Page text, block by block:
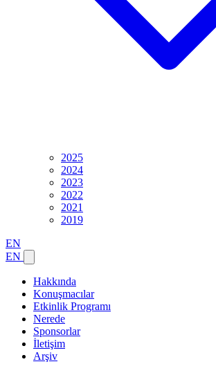
2025
2024
2023
2022
2021
2019
EN
EN
Hakkında
Konuşmacılar
Etkinlik Programı
Nerede
Sponsorlar
İletişim
Arşiv